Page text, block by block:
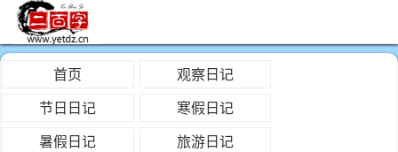
首页
观察日记
节日日记
寒假日记
暑假日记
旅游日记